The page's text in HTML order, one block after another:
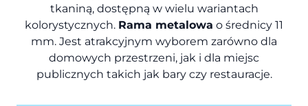
tkaniną, dostępną w wielu wariantach
kolorystycznych. Rama metalowa o średnicy 11
mm. Jest atrakcyjnym wyborem zarówno dla
domowych przestrzeni, jak i dla miejsc
publicznych takich jak bary czy restauracje.